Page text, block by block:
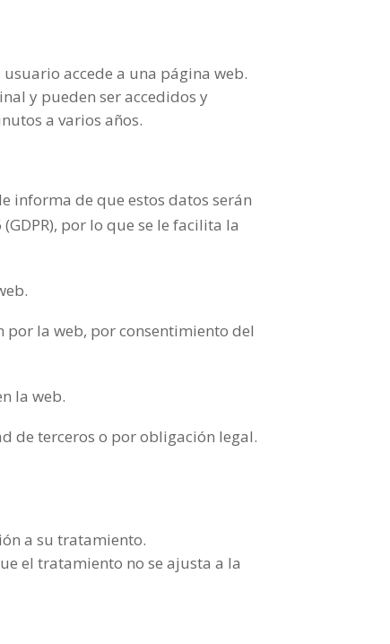
accede a una página web.
y pueden ser accedidos y
a varios años.
informa de que estos datos serán
por lo que se le facilita la
por la web, por consentimiento del
la web.
de terceros o por obligación legal.
a su tratamiento.
el tratamiento no se ajusta a la